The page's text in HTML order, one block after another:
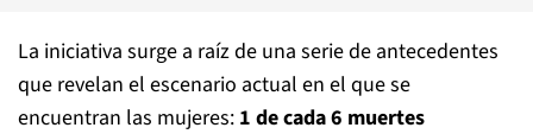
La iniciativa surge a raíz de una serie de antecedentes
que revelan el escenario actual en el que se
encuentran las mujeres: 1 de cada 6 muertes